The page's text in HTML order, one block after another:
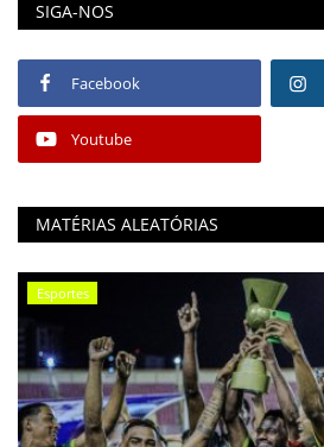
SIGA-NOS
Facebook
Youtube
MATÉRIAS ALEATÓRIAS
Esportes